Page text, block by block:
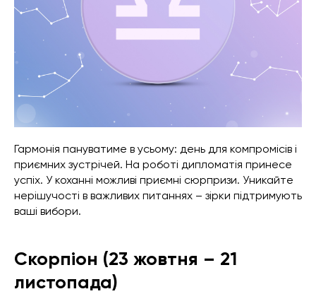
Гармонія пануватиме в усьому: день для компромісів і
приємних зустрічей. На роботі дипломатія принесе
успіх. У коханні можливі приємні сюрпризи. Уникайте
нерішучості в важливих питаннях – зірки підтримують
ваші вибори.
Скорпіон (23 жовтня – 21
листопада)